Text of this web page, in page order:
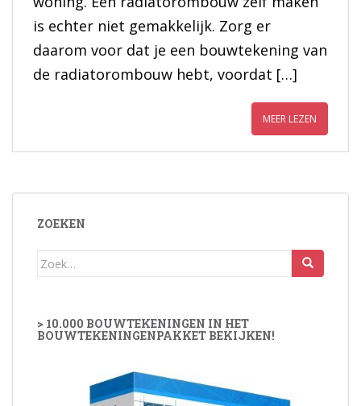
is echter niet gemakkelijk. Zorg er
daarom voor dat je een bouwtekening van
de radiatorombouw hebt, voordat […]
MEER LEZEN
ZOEKEN
Zoek
> 10.000 BOUWTEKENINGEN IN HET
BOUWTEKENINGENPAKKET BEKIJKEN!